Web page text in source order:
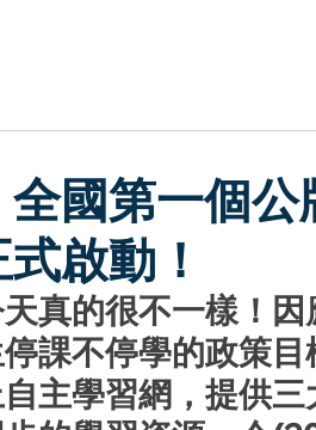
全國第一個
啟動！
真的很不一樣！
課不停學的政策
主學習網，提供